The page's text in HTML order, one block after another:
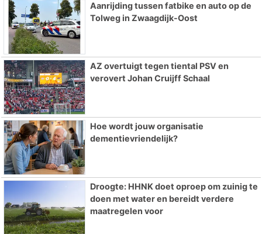
Aanrijding tussen fatbike en auto op de
Tolweg in Zwaagdijk-Oost
AZ overtuigt tegen tiental PSV en
verovert Johan Cruijff Schaal
Hoe wordt jouw organisatie
dementievriendelijk?
Droogte: HHNK doet oproep om zuinig te
doen met water en bereidt verdere
maatregelen voor